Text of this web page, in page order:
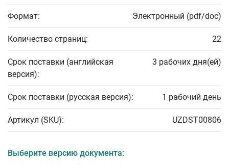
Формат: Электронный (pdf/doc)
Количество страниц: 22
Срок поставки (английская
версия):
3 рабочих дня(ей)
Срок поставки (русская версия): 1 рабочий день
Артикул (SKU): UZDST00806
Выберите версию документа: